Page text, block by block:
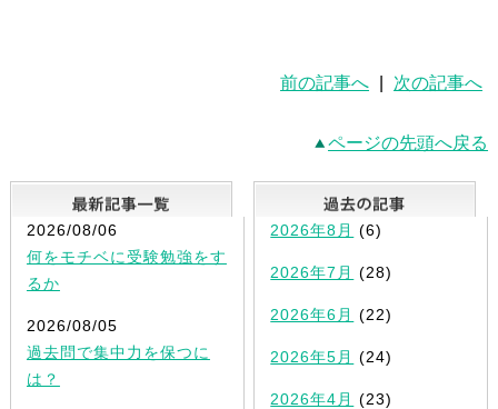
前の記事へ 次の記事へ
ページの先頭へ戻る
最新記事一覧
2026/08/06
何をモチベに受験勉強をす
るか
2026/08/05
過去問で集中力を保つに
は？
2026年8月 (6)
2026年7月 (28)
2026年6月 (22)
2026年5月 (24)
2026年4月 (23)